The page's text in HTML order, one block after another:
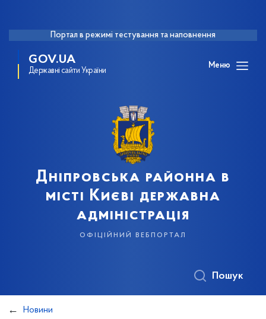
Портал в режимі тестування та наповнення
GOV.UA
Державні сайти України
Меню
Дніпровська районна в
місті Києві державна
адміністрація
офіційний вебпортал
Пошук
Новини